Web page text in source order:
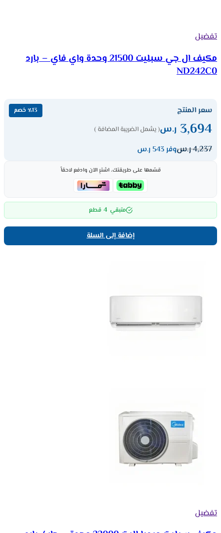
تفضيل
مكيف ال جي سبليت 21500 وحدة واي فاي – بارد
ND242C0
سعر المنتج ٪13 خصم
3,694 ر.س( يشمل الضريبة المضافة )
4,237ر.سوفر 543 ر.س
قسّمها على طريقتك، اشترِ الآن وادفع لاحقاً
متبقي 4 قطع
إضافة إلى السلة
تفضيل